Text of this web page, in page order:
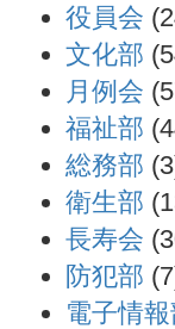
役員会
文化部
月例会
福祉部
総務部
衛生部
長寿会
防犯部
電子情